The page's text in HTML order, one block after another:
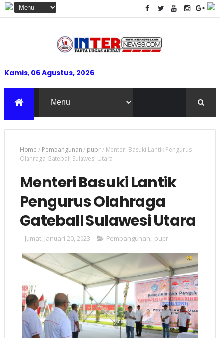
Kamis, 06 Agustus, 2026
Home / Pembangunan / pupr/ Menteri Basuki Lantik Pengurus
Olahraga Gateball Sulawesi Utara
Menteri Basuki Lantik
Pengurus Olahraga
Gateball Sulawesi Utara
Jumat, Januari 20, 2023 Pembangunan, pupr